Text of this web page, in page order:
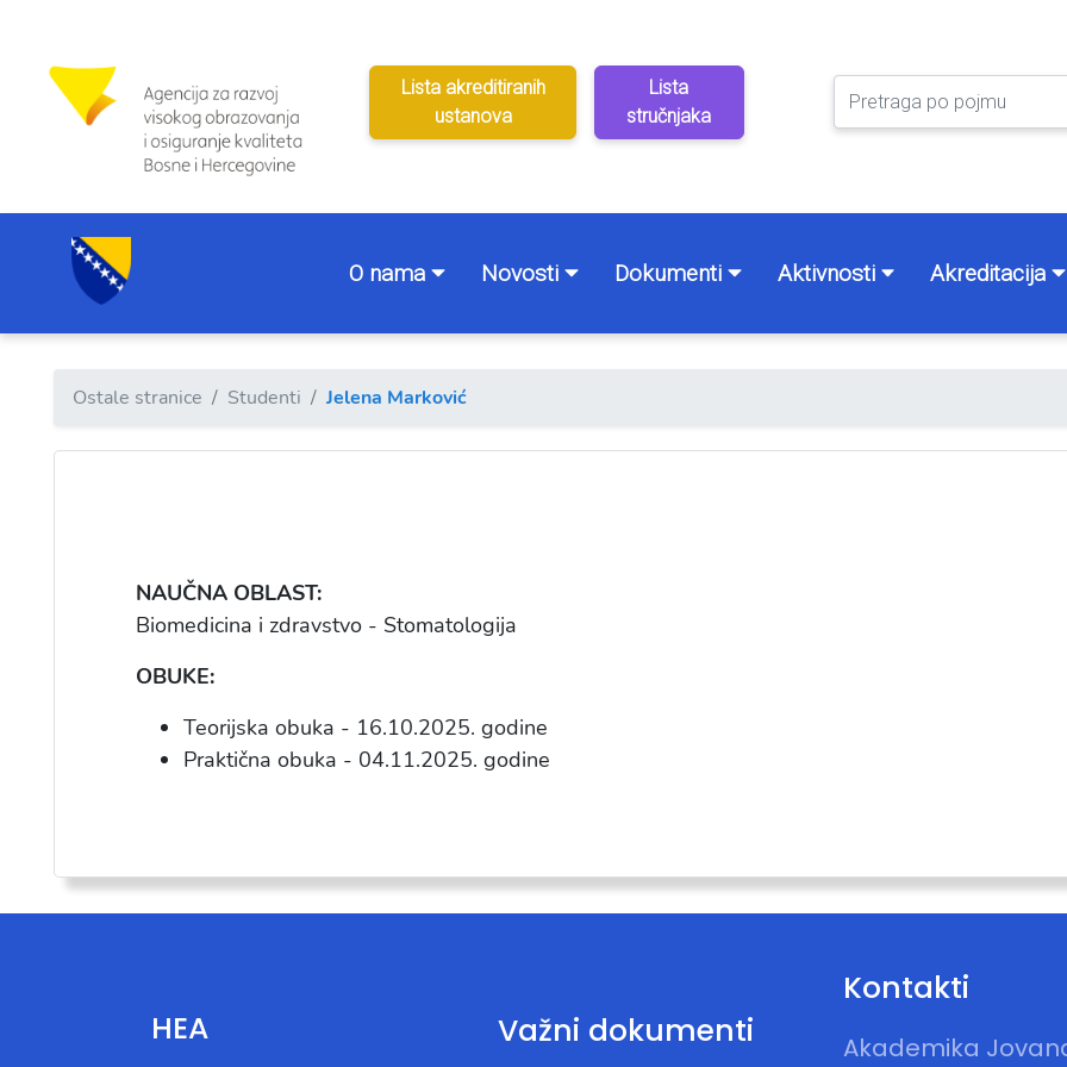
Lista akreditiranih
ustanova
Lista
stručnjaka
O nama Novosti Dokumenti Aktivnosti Akreditacija
Ostale stranice Studenti Jelena Marković
NAUČNA OBLAST:
Biomedicina i zdravstvo - Stomatologija
OBUKE:
Teorijska obuka - 16.10.2025. godine
Praktična obuka - 04.11.2025. godine
HEA Važni dokumenti
Kontakti
Akademika